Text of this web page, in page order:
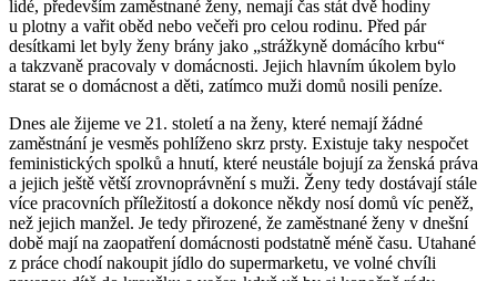
lidé, především zaměstnané ženy, nemají čas stát dvě hodiny
u plotny a vařit oběd nebo večeři pro celou rodinu. Před pár
desítkami let byly ženy brány jako „strážkyně domácího krbu“
a takzvaně pracovaly v domácnosti. Jejich hlavním úkolem bylo
starat se o domácnost a děti, zatímco muži domů nosili peníze.
Dnes ale žijeme ve 21. století a na ženy, které nemají žádné
zaměstnání je vesměs pohlíženo skrz prsty. Existuje taky nespočet
feministických spolků a hnutí, které neustále bojují za ženská práva
a jejich ještě větší zrovnoprávnění s muži. Ženy tedy dostávají stále
více pracovních příležitostí a dokonce někdy nosí domů víc peněž,
než jejich manžel. Je tedy přirozené, že zaměstnané ženy v dnešní
době mají na zaopatření domácnosti podstatně méně času. Utahané
z práce chodí nakoupit jídlo do supermarketu, ve volné chvíli